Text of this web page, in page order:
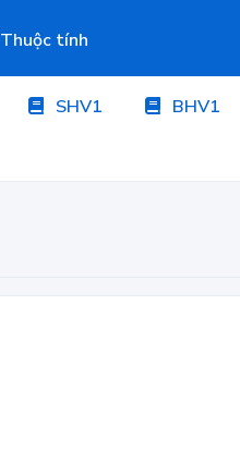
Thuộc tính
SHV1 BHV1